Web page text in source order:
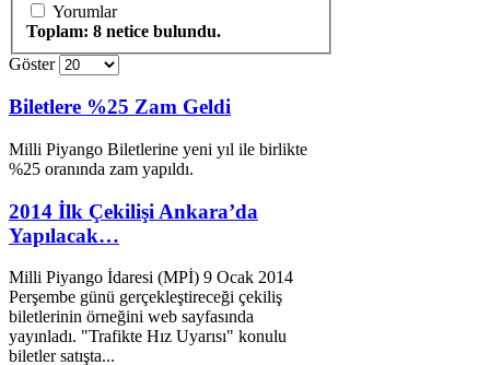
Yorumlar
Toplam: 8 netice bulundu.
Göster
Biletlere %25 Zam Geldi
Milli Piyango Biletlerine yeni yıl ile birlikte
%25 oranında zam yapıldı.
2014 İlk Çekilişi Ankara’da
Yapılacak…
Milli Piyango İdaresi (MPİ) 9 Ocak 2014
Perşembe günü gerçekleştireceği çekiliş
biletlerinin örneğini web sayfasında
yayınladı. "Trafikte Hız Uyarısı" konulu
biletler satışta...